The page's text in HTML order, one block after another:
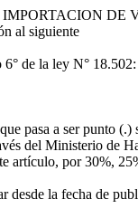
al siguiente
de la ley N° 18.502:
pasa a ser punto
del Ministerio de
artículo, por 30%,
la fecha de